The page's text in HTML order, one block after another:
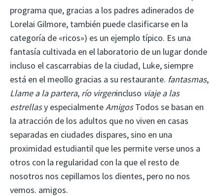
programa que, gracias a los padres adinerados de
Lorelai Gilmore, también puede clasificarse en la
categoría de «ricos») es un ejemplo típico. Es una
fantasía cultivada en el laboratorio de un lugar donde
incluso el cascarrabias de la ciudad, Luke, siempre
está en el meollo gracias a su restaurante. fantasmas,
Llame a la partera, río virgenincluso viaje a las
estrellasy especialmenteAmigosTodos se basan en
la atracción de los adultos que no viven en casas
separadas en ciudades dispares, sino en una
proximidad estudiantil que les permite verse unos a
otros con la regularidad con la que el resto de
nosotros nos cepillamos los dientes, pero no nos
vemos. amigos.